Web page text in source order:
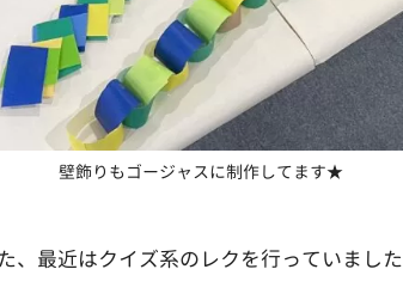
壁飾りもゴージャスに制作してます★
、最近はクイズ系のレクを行っていました